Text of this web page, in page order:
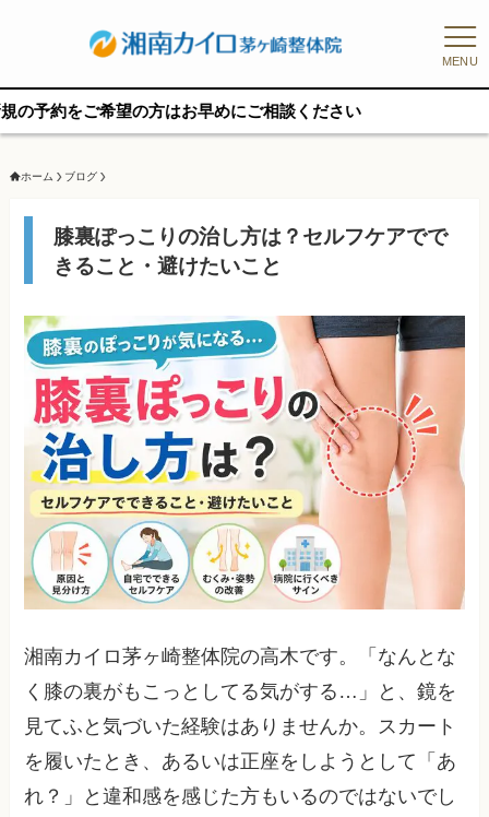
MENU
望の方はお早めにご相談ください
ホーム ブログ
膝裏ぽっこりの治し方は？セルフケアでで
きること・避けたいこと
湘南カイロ茅ヶ崎整体院の高木です。「なんとな
く膝の裏がもこっとしてる気がする…」と、鏡を
見てふと気づいた経験はありませんか。スカート
を履いたとき、あるいは正座をしようとして「あ
れ？」と違和感を感じた方もいるのではないでし